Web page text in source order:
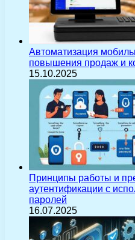
Автоматизация
повышения продаж и
15.10.2025
Принципы работы и
аутентификации с
паролей
16.07.2025